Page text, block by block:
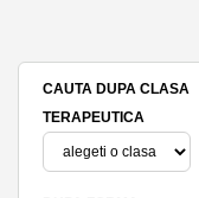
CAUTA DUPA CLASA
TERAPEUTICA